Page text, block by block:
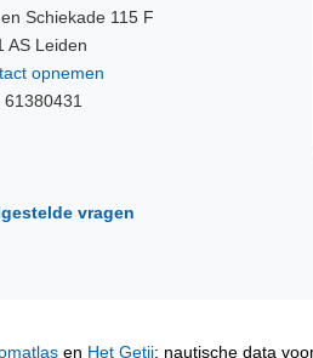
Schiekade 115 F
AS Leiden
opnemen
61380431
vragen
en Het Getij: nautische data